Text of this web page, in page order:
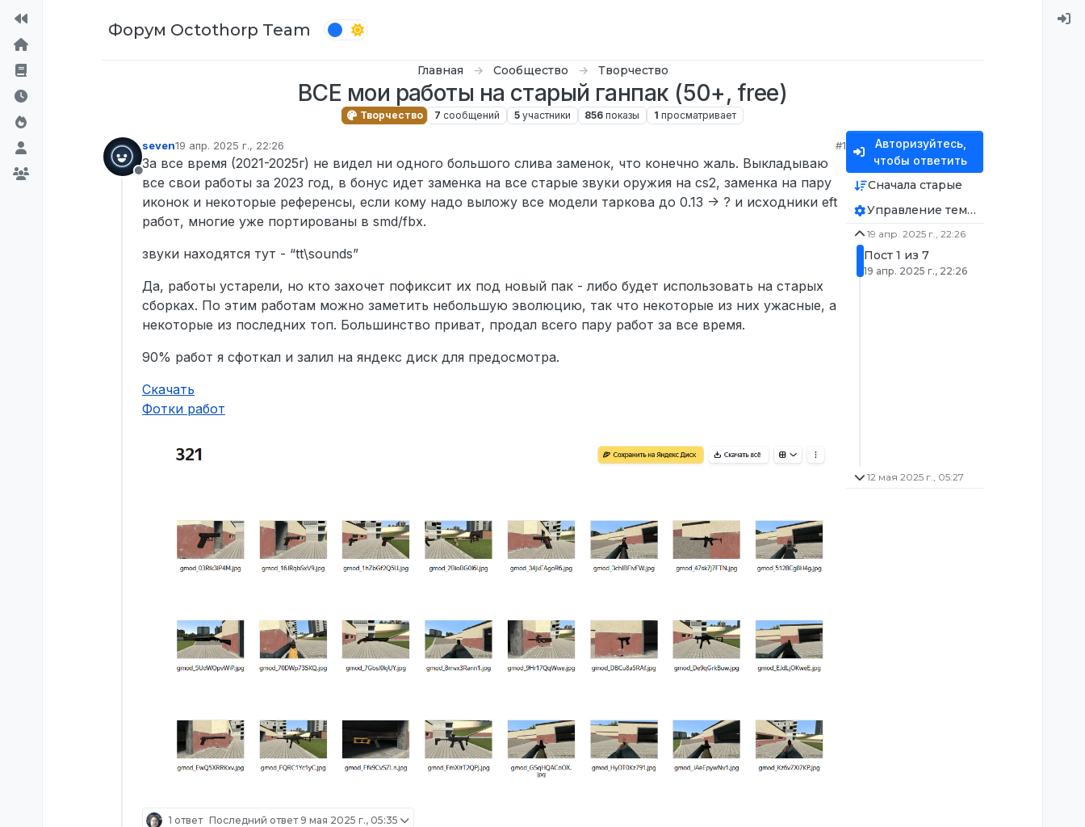
Форум Octothorp Team
Главная Сообщество Творчество
ВСЕ мои работы на старый ганпак (50+, free)
Творчество 7 сообщений 5 участники 856 показы 1 просматривает
Не в сети
seven19 апр. 2025 г., 22:26
отредактировано
#1
За все время (2021-2025г) не видел ни одного большого слива заменок, что конечно жаль. Выкладываю
все свои работы за 2023 год, в бонус идет заменка на все старые звуки оружия на cs2, заменка на пару
иконок и некоторые референсы, если кому надо выложу все модели таркова до 0.13 -> ? и исходники eft
работ, многие уже портированы в smd/fbx.
звуки находятся тут - “tt\sounds”
Да, работы устарели, но кто захочет пофиксит их под новый пак - либо будет использовать на старых
сборках. По этим работам можно заметить небольшую эволюцию, так что некоторые из них ужасные, а
некоторые из последних топ. Большинство приват, продал всего пару работ за все время.
90% работ я сфоткал и залил на яндекс диск для предосмотра.
Скачать
Фотки работ
1 ответ Последний ответ 9 мая 2025 г., 05:35
Авторизуйтесь,
чтобы ответить
Сначала старые
Управление темой
19 апр. 2025 г., 22:26
Пост 1 из 7
19 апр. 2025 г., 22:26
12 мая 2025 г., 05:27